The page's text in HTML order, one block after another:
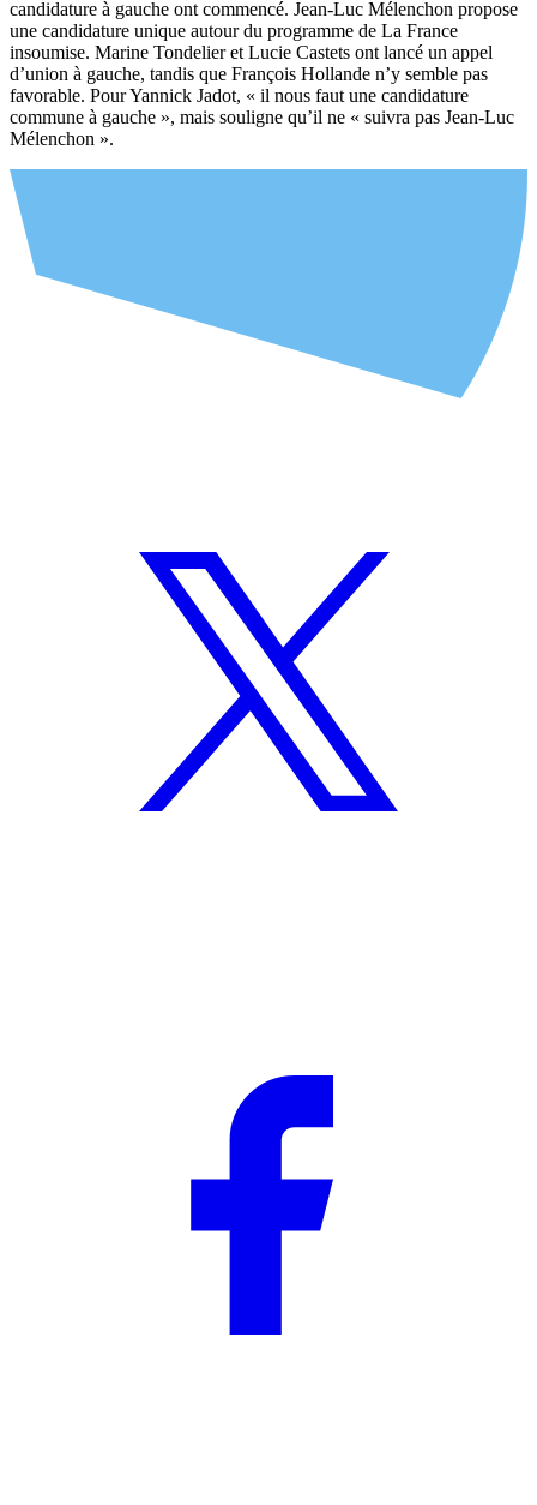
candidature à gauche ont commencé. Jean-Luc Mélenchon propose
une candidature unique autour du programme de La France
insoumise. Marine Tondelier et Lucie Castets ont lancé un appel
d’union à gauche, tandis que François Hollande n’y semble pas
favorable. Pour Yannick Jadot, « il nous faut une candidature
commune à gauche », mais souligne qu’il ne « suivra pas Jean-Luc
Mélenchon ».